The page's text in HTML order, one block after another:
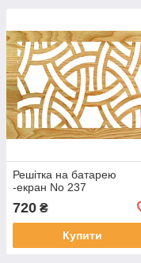
Решітка на батарею
-екран No 237
720 ₴
Купити